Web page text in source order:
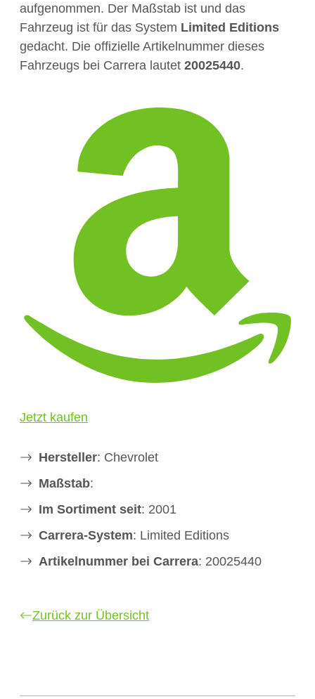
aufgenommen. Der Maßstab ist und das
Fahrzeug ist für das System Limited Editions
gedacht. Die offizielle Artikelnummer dieses
Fahrzeugs bei Carrera lautet 20025440.
Jetzt kaufen
Hersteller: Chevrolet
Maßstab:
Im Sortiment seit: 2001
Carrera-System: Limited Editions
Artikelnummer bei Carrera: 20025440
Zurück zur Übersicht